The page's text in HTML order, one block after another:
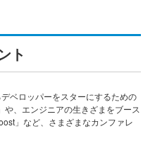
ト
ベロッパーをスターにするための
、エンジニアの生きざまをブース
」など、さまざまなカンファレ